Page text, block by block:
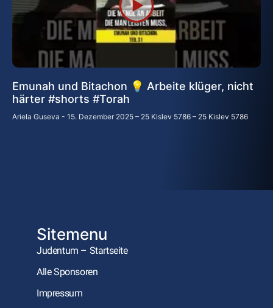
Emunah und Bitachon 💡 Arbeite klüger, nicht
härter #shorts #Torah
Ariela Guseva 15. Dezember 2025 – 25 Kislev 5786 – 25 Kislev 5786
Sitemenu
Judentum – Startseite
Alle Sponsoren
Impressum